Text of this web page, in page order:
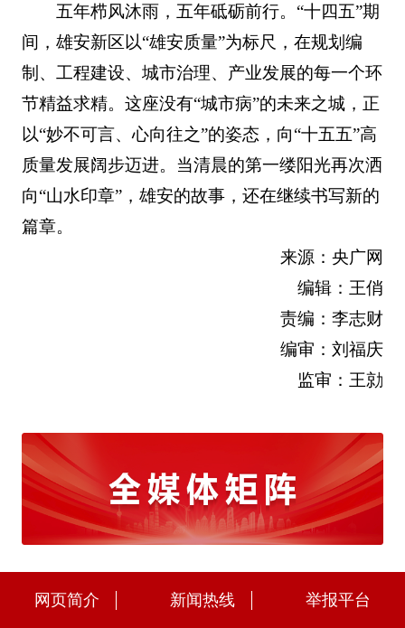
五年栉风沐雨，五年砥砺前行。“十四五”期
间，雄安新区以“雄安质量”为标尺，在规划编
制、工程建设、城市治理、产业发展的每一个环
节精益求精。这座没有“城市病”的未来之城，正
以“妙不可言、心向往之”的姿态，向“十五五”高
质量发展阔步迈进。当清晨的第一缕阳光再次洒
向“山水印章”，雄安的故事，还在继续书写新的
篇章。
来源：央广网
编辑：王俏
责编：李志财
编审：刘福庆
监审：王勍
网页简介 新闻热线 举报平台